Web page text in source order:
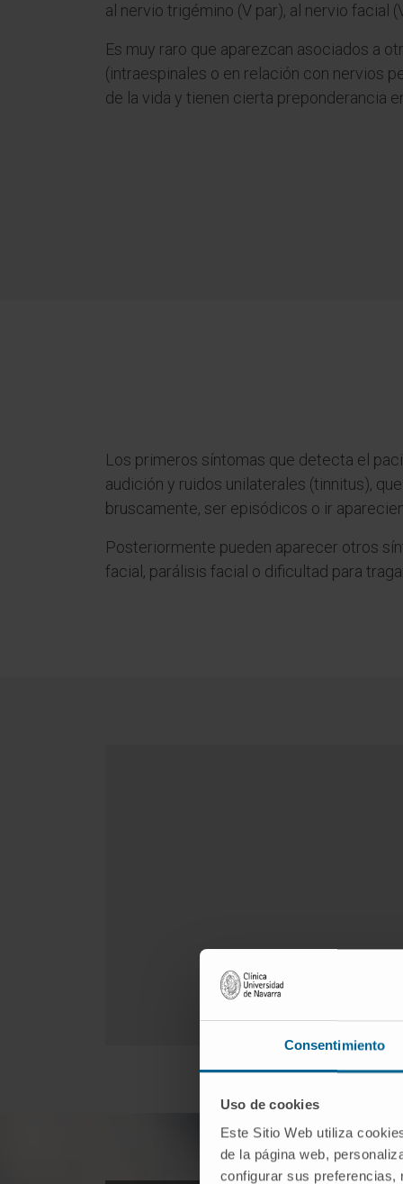
Consentimiento
Uso de cookies
Este Sitio Web utiliza
de la página web,
configurar sus preferencias,
al nervio trigémino (V par), al nervio facial
Es muy raro que aparezcan asociados a
(intraespinales o en relación con nervios
de la vida y tienen cierta preponderancia
Los primeros síntomas que detecta el
audición y ruidos unilaterales (tinnitus),
bruscamente, ser episódicos o ir
Posteriormente pueden aparecer otros
facial, parálisis facial o dificultad para